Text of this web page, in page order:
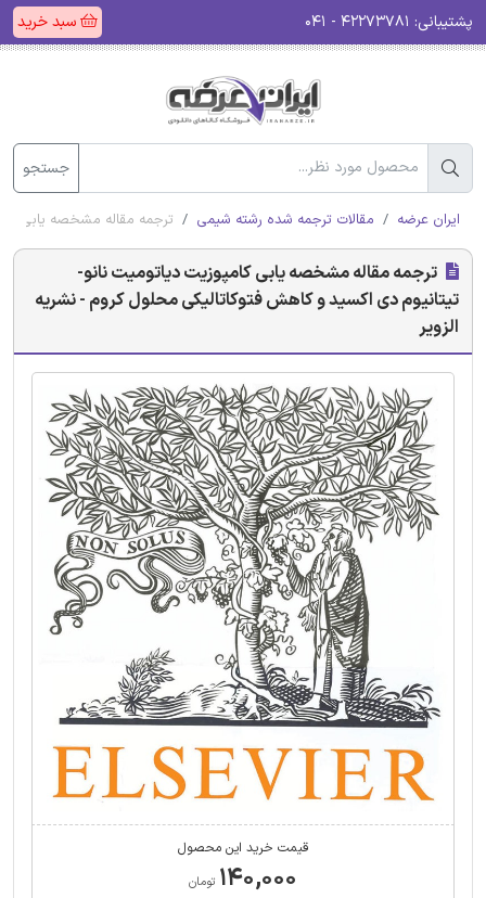
پشتیبانی: سبد خرید
جستجو
ایران عرضه مقالات ترجمه شده رشته شیمی ترجمه مقاله مشخصه یابی
ترجمه مقاله مشخصه یابی کامپوزیت دیاتومیت نانو-
تیتانیوم دی اکسید و کاهش فتوکاتالیکی محلول کروم - نشریه
الزویر
قیمت خرید این محصول
۱۴۰,۰۰۰ تومان